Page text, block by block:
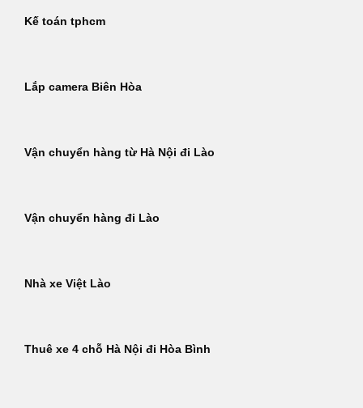
Kế toán tphcm
Lắp camera Biên Hòa
Vận chuyển hàng từ Hà Nội đi Lào
Vận chuyển hàng đi Lào
Nhà xe Việt Lào
Thuê xe 4 chỗ Hà Nội đi Hòa Bình